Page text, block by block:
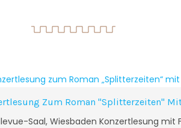
Zum Roman "Splitterzeiten"
Saal, Wiesbaden Konzertlesung mit